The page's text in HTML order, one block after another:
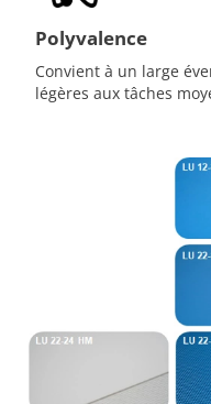
Polyvalence
Convient à un large
légères aux tâches